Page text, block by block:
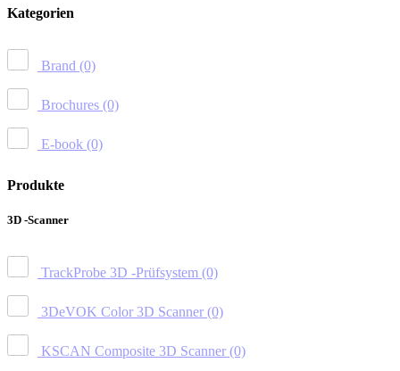
Kategorien
Brand (0)
Brochures (0)
E-book (0)
Produkte
3D -Scanner
TrackProbe 3D -Prüfsystem (0)
3DeVOK Color 3D Scanner (0)
KSCAN Composite 3D Scanner (0)